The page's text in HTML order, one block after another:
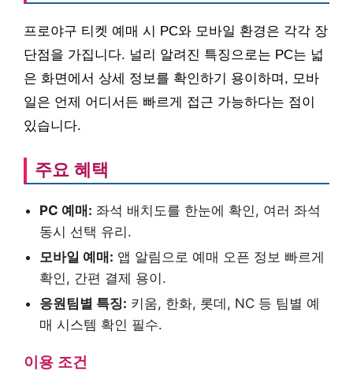
프로야구 티켓 예매 시 PC와 모바일 환경은 각각 장
단점을 가집니다. 널리 알려진 특징으로는 PC는 넓
은 화면에서 상세 정보를 확인하기 용이하며, 모바
일은 언제 어디서든 빠르게 접근 가능하다는 점이
있습니다.
주요 혜택
PC 예매: 좌석 배치도를 한눈에 확인, 여러 좌석
동시 선택 유리.
모바일 예매: 앱 알림으로 예매 오픈 정보 빠르게
확인, 간편 결제 용이.
응원팀별 특징: 키움, 한화, 롯데, NC 등 팀별 예
매 시스템 확인 필수.
이용 조건